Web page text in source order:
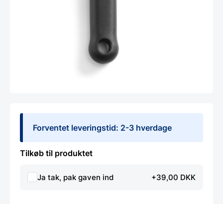
Forventet leveringstid: 2-3 hverdage
Tilkøb til produktet
Ja tak, pak gaven ind +39,00 DKK